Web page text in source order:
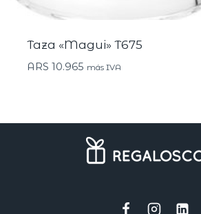
Taza «Magui» T675
ARS 10.965 más IVA